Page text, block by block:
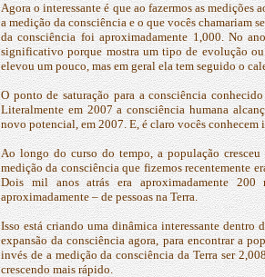
Agora o interessante é que ao fazermos as
a medição da consciência e o que vocês chamariam
da consciência foi aproximadamente 1,000. No
significativo porque mostra um tipo de evolução
elevou um pouco, mas em geral ela tem seguido o
O ponto de saturação para a consciência
Literalmente em 2007 a consciência humana
novo potencial, em 2007. E, é claro vocês
Ao longo do curso do tempo, a população
medição da consciência que fizemos recentemente
Dois mil anos atrás era aproximadamente
aproximadamente – de pessoas na Terra.
Isso está criando uma dinâmica interessante
expansão da consciência agora, para encontrar a
invés de a medição da consciência da Terra ser
crescendo mais rápido.